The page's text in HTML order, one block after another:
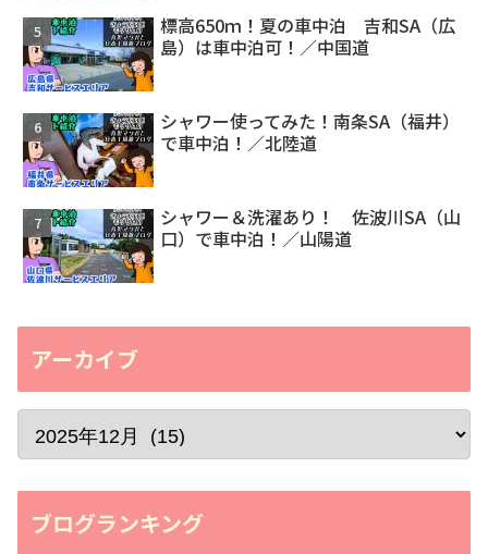
標高650ｍ！夏の車中泊 吉和SA（広
島）は車中泊可！／中国道
シャワー使ってみた！南条SA（福井）
で車中泊！／北陸道
シャワー＆洗濯あり！ 佐波川SA（山
口）で車中泊！／山陽道
アーカイブ
ブログランキング